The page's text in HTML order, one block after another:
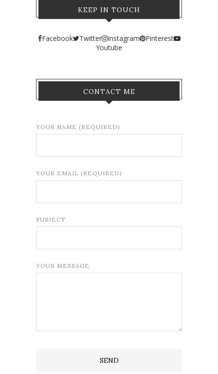
KEEP IN TOUCH
Facebook Twitter Instagram
Pinterest
Youtube
CONTACT ME
YOUR NAME (REQUIRED)
YOUR EMAIL (REQUIRED)
SUBJECT
YOUR MESSAGE